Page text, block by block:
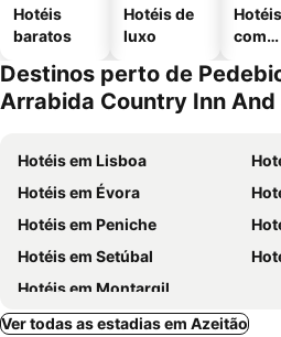
Hotéis
baratos
Hotéis de
luxo
Hotéis
com
Destinos perto de
Arrabida Country Inn And
Hotéis em Lisboa
Hotéis em Évora
Hotéis em Peniche
Hotéis em Setúbal
Hotéis em Montargil
Ver todas as estadias em Azeitão